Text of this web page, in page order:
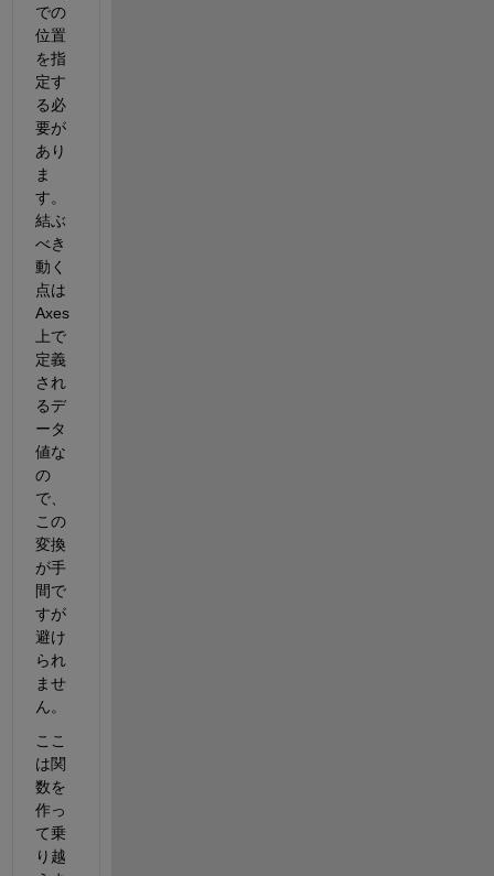
での
位置
を指
定す
る必
要が
あり
ま
す。
結ぶ
べき
動く
点は
Axes
上で
定義
され
るデ
ータ
値な
の
で、
この
変換
が手
間で
すが
避け
られ
ませ
ん。
ここ
は関
数を
作っ
て乗
り越